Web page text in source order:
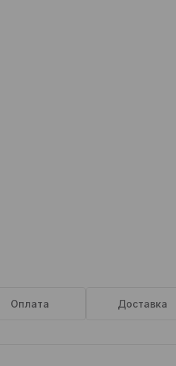
Оплата Доставка